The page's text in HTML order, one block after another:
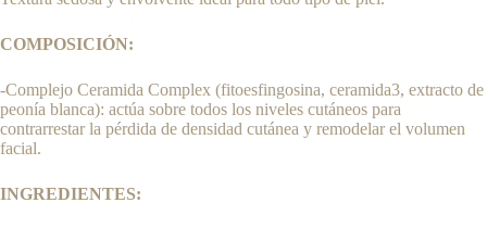
COMPOSICIÓN:
-Complejo Ceramida Complex (fitoesfingosina, ceramida3, extracto de
peonía blanca): actúa sobre todos los niveles cutáneos para
contrarrestar la pérdida de densidad cutánea y remodelar el volumen
facial.
INGREDIENTES: